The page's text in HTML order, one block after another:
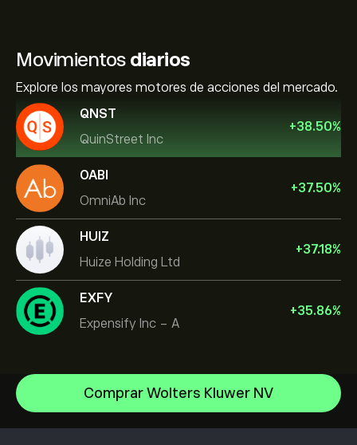
Movimientos diarios
Explore los mayores motores de acciones del mercado.
QNST
QuinStreet Inc
+38.50%
OABI
OmniAb Inc
+37.50%
HUIZ
Huize Holding Ltd
+37.18%
EXFY
Expensify Inc - A
+35.86%
Comprar Wolters Kluwer NV
Celestica Inc
Centro de ayuda